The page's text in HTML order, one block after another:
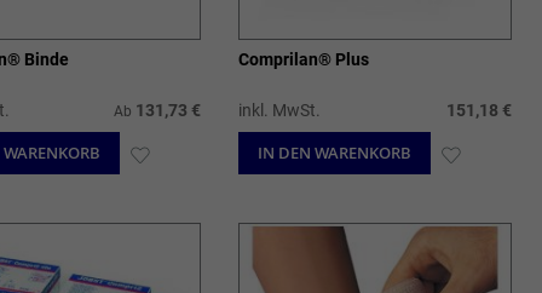
Binde
Ab 131,73 €
Comprilan® Plus
inkl. MwSt. 151,18 €
IN DEN WARENKORB